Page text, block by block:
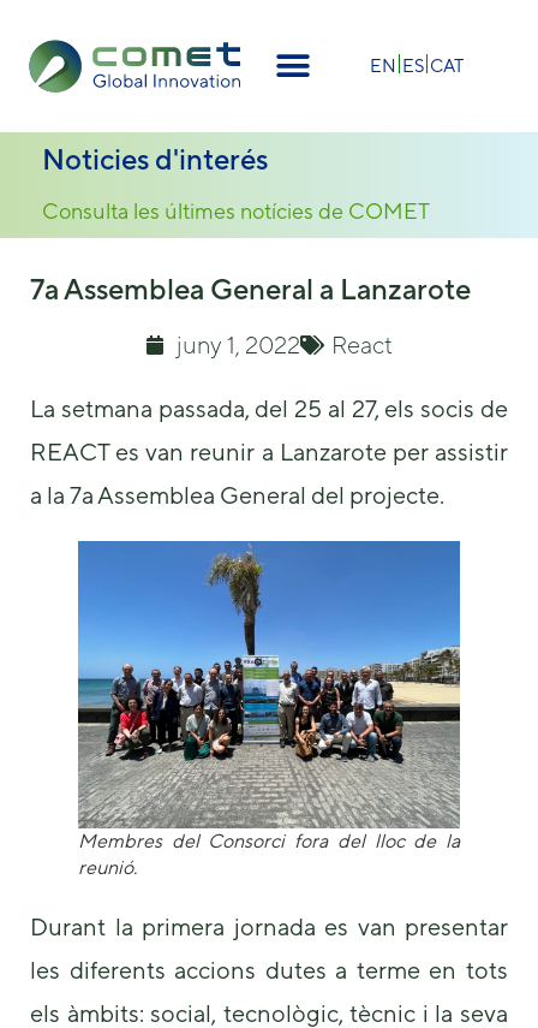
EN ES CAT
Noticies d'interés
Consulta les últimes notícies de COMET
7a Assemblea General a Lanzarote
juny 1, 2022 React
La setmana passada, del 25 al 27, els socis de
REACT es van reunir a Lanzarote per assistir
a la 7a Assemblea General del projecte.
Membres del Consorci fora del lloc de la
reunió.
Durant la primera jornada es van presentar
les diferents accions dutes a terme en tots
els àmbits: social, tecnològic, tècnic i la seva
Necessary
These
cookies are
not
the website
to function.